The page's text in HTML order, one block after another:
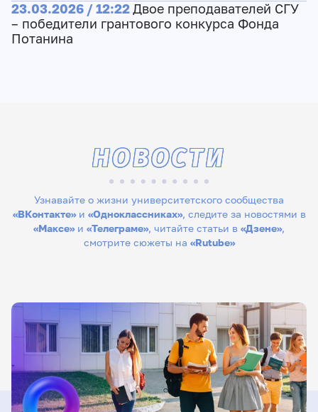
23.03.2026 / 12:22Двое преподавателей СГУ
– победители грантового конкурса Фонда
Потанина
Узнавайте о жизни университетского сообщества
«ВКонтакте»и «Одноклассниках», следите за новостями в
«Максе» и «Телеграме», читайте статьи в «Дзене»,
смотрите сюжеты на «Rutube»
НОВОСТИ